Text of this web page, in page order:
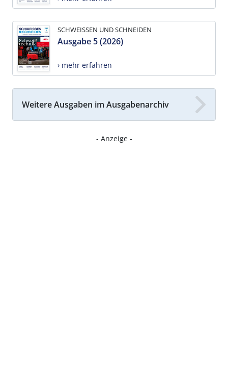
SCHWEISSEN UND SCHNEIDEN
Ausgabe 5 (2026)
› mehr erfahren
Weitere Ausgaben im Ausgabenarchiv
- Anzeige -